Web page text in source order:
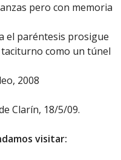
pero con memoria
el paréntesis prosigue
como un túnel
2008
Clarín, 18/5/09.
visitar: